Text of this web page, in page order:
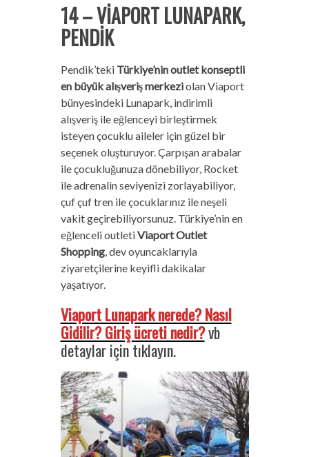
14 – VİAPORT LUNAPARK,
PENDİK
Pendik’teki Türkiye’nin outlet konseptli
en büyük alışveriş merkeziolan Viaport
bünyesindeki Lunapark, indirimli
alışveriş ile eğlenceyi birleştirmek
isteyen çocuklu aileler için güzel bir
seçenek oluşturuyor. Çarpışan arabalar
ile çocukluğunuza dönebiliyor, Rocket
ile adrenalin seviyenizi zorlayabiliyor,
çuf çuf tren ile çocuklarınız ile neşeli
vakit geçirebiliyorsunuz. Türkiye’nin en
eğlenceli outletiViaport Outlet
Shopping, dev oyuncaklarıyla
ziyaretçilerine keyifli dakikalar
yaşatıyor.
Viaport Lunapark nerede? Nasıl
Gidilir? Giriş ücreti nedir?vb
detaylar için tıklayın.